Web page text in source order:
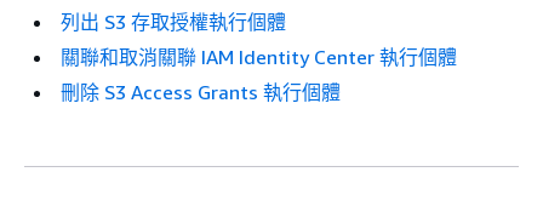
列出 S3 存取授權執行個體
關聯和取消關聯 IAM Identity Center 執行個體
刪除 S3 Access Grants 執行個體